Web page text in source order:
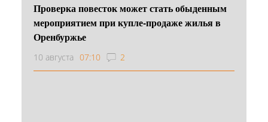
Проверка повесток может стать обыденным
мероприятием при купле-продаже жилья в
Оренбуржье
10 августа 07:10 2